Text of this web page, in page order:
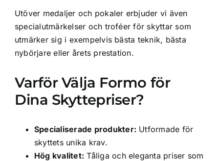
Utöver medaljer och pokaler erbjuder vi även
specialutmärkelser och troféer för skyttar som
utmärker sig i exempelvis bästa teknik, bästa
nybörjare eller årets prestation.
Varför Välja Formo för
Dina Skyttepriser?
Specialiserade produkter: Utformade för
skyttets unika krav.
Hög kvalitet: Tåliga och eleganta priser som